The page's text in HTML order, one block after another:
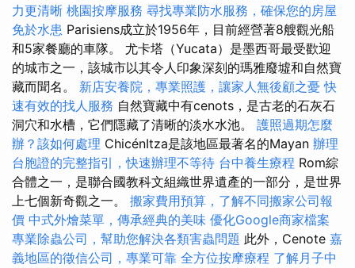
力更清晰 桃園按摩服務 尋找專業防水服務，確保您的房屋
免於水患 Parisiens成立於1956年，目前經營著8艘觀光船
和5家餐廳的車隊。 尤卡塔（Yucata）是墨西哥最受歡迎
的城市之一，該城市以其令人印象深刻的瑪雅廢墟和自然寶
藏而聞名。 新店安養院，專業照護，讓家人無後顧之憂 快
速有效的找人服務 自然寶藏中有cenots，是古老的石灰石
洞穴和水槽，它們隱藏了清晰的淡水水池。 護照過期怎麼
辦？該如何處理 ChicénItza是該地區最著名的Mayan 辦理
台胞證的完整指引，快速辦理不等待 台中養生療程 Rom綜
合體之一，是聯合國教科文組織世界遺產的一部分，是世界
上七個新奇觀之一。 搬家費用預算，了解不同搬家公司報
價 中式外燴菜單，傳承經典的美味 優化Google商家檔案
專業除蟲公司，幫助您解決各類害蟲問題 此外，Cenote 嘉
義地區的徵信公司，專業可靠 全方位按摩療程 了解月子中